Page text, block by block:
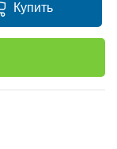
Купить